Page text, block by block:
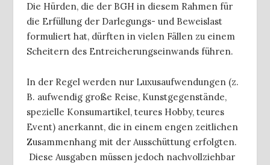
Die Hürden, die der BGH in diesem Rahmen für
die Erfüllung der Darlegungs- und Beweislast
formuliert hat, dürften in vielen Fällen zu einem
Scheitern des Entreicherungseinwands führen.
In der Regel werden nur Luxusaufwendungen (z.
B. aufwendig große Reise, Kunstgegenstände,
spezielle Konsumartikel, teures Hobby, teures
Event) anerkannt, die in einem engen zeitlichen
Zusammenhang mit der Ausschüttung erfolgten.
Diese Ausgaben müssen jedoch nachvollziehbar